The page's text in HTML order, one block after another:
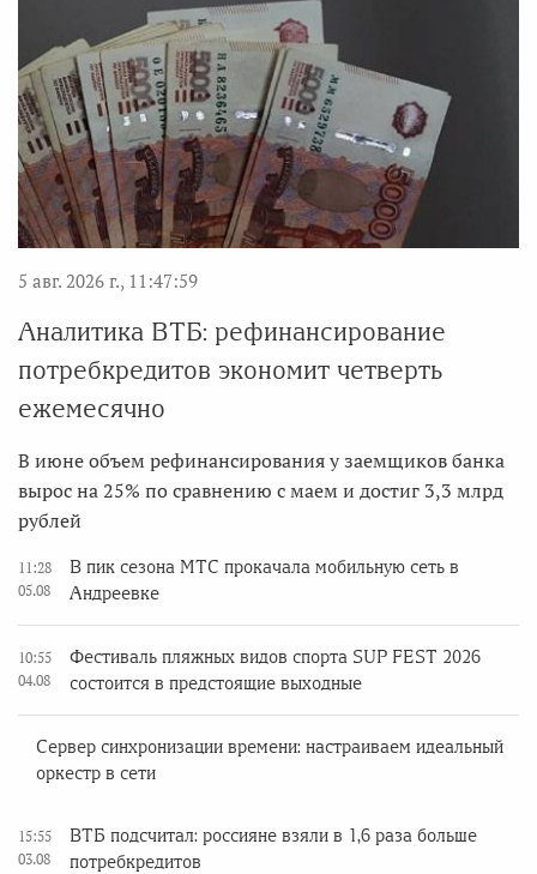
5 авг. 2026 г., 11:47:59
Аналитика ВТБ: рефинансирование
потребкредитов экономит четверть
ежемесячно
В июне объем рефинансирования у заемщиков банка
вырос на 25% по сравнению с маем и достиг 3,3 млрд
рублей
11:28
05.08
В пик сезона МТС прокачала мобильную сеть в
Андреевке
10:55
04.08
Фестиваль пляжных видов спорта SUP FEST 2026
состоится в предстоящие выходные
Сервер синхронизации времени: настраиваем идеальный
оркестр в сети
15:55
03.08
ВТБ подсчитал: россияне взяли в 1,6 раза больше
потребкредитов